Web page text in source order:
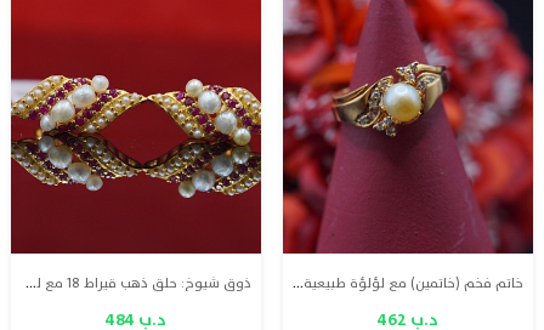
خاتم فخم (خاتمين) مع لؤلؤة طبيعية بحرينية راقية دمعة مع الماس
د.ب 462
ذوق شيوخ: حلق ذهب قيراط 18 مع لؤلؤ طبيعي بحريني و ياقوت أحمر
د.ب 484